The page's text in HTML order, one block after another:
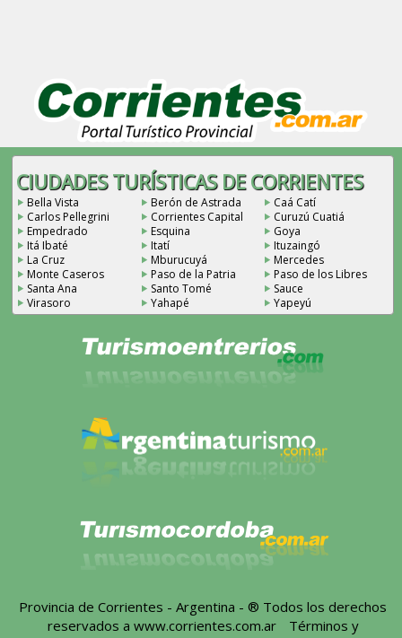
CIUDADES TURÍSTICAS DE CORRIENTES
Bella Vista Berón de Astrada
Caá Catí
Carlos Pellegrini
Corrientes Capital
Curuzú Cuatiá
Empedrado
Esquina
Goya
Itá Ibaté
Itatí
Ituzaingó
La Cruz
Mburucuyá
Mercedes
Monte Caseros
Paso de la Patria
Paso de los Libres
Santa Ana
Santo Tomé
Sauce
Virasoro
Yahapé Yapeyú
Provincia de Corrientes - Argentina - ® Todos los derechos
reservados a www.corrientes.com.ar- Términos y